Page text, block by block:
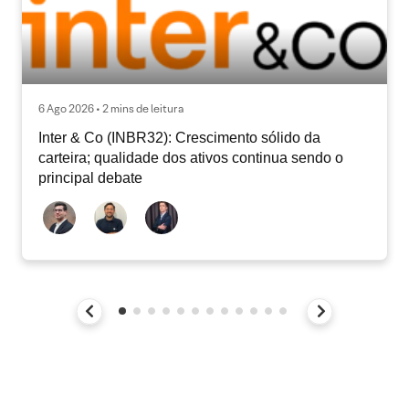
6 Ago 2026 • 2 mins de leitura
Inter & Co (INBR32): Crescimento sólido da
carteira; qualidade dos ativos continua sendo o
principal debate